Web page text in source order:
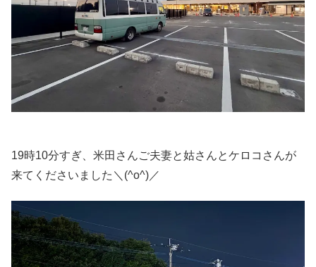
19時10分すぎ、米田さんご夫妻と姑さんとケロコさんが
来てくださいました＼(^o^)／